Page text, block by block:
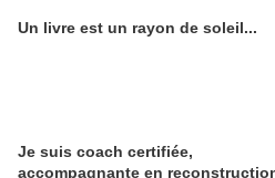
Un livre est un rayon de soleil...
Je suis coach certifiée,
accompagnante en